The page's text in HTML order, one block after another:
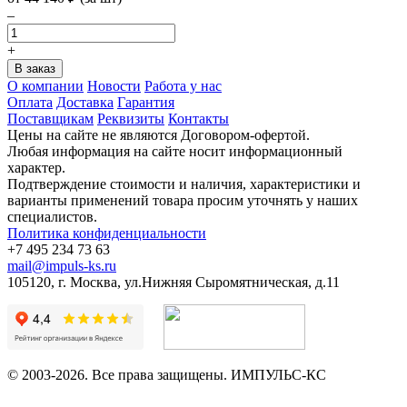
–
+
О компании Новости Работа у нас
Оплата Доставка Гарантия
Поставщикам Реквизиты Контакты
Цены на сайте не являются Договором-офертой.
Любая информация на сайте носит информационный
характер.
Подтверждение стоимости и наличия, характеристики и
варианты применений товара просим уточнять у наших
специалистов.
Политика конфиденциальности
+7 495 234 73 63
mail@impuls-ks.ru
105120, г. Москва, ул.Нижняя Сыромятническая, д.11
© 2003-2026. Все права защищены. ИМПУЛЬС-КС